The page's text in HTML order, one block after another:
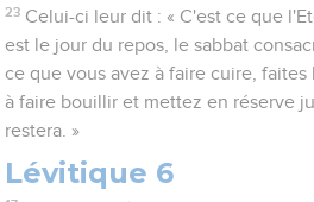
23 Celui-ci leur dit : « C'est ce que
est le jour du repos, le sabbat
ce que vous avez à faire cuire,
à faire bouillir et mettez en réserve
restera. »
Lévitique 6